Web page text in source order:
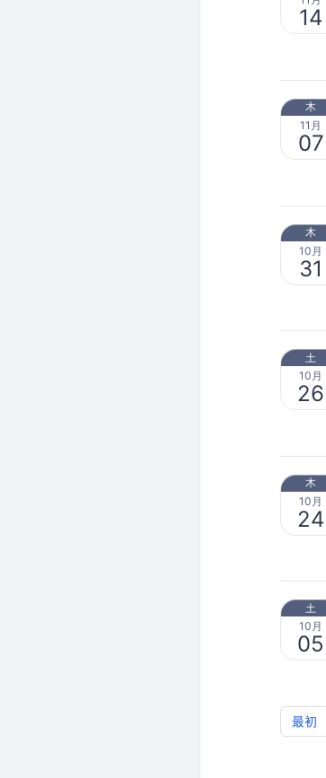
14
木
11月
07
木
10月
31
土
10月
26
木
10月
24
土
10月
05
最初